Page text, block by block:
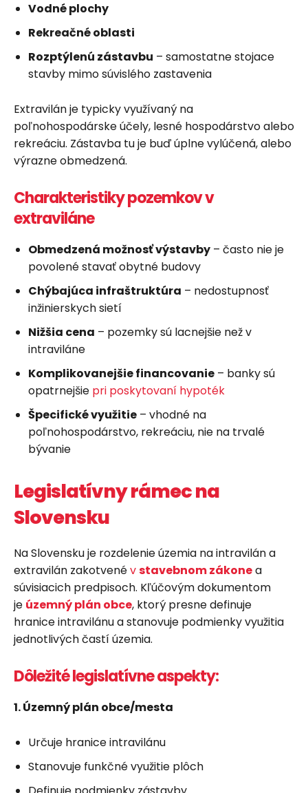
Vodné plochy
Rekreačné oblasti
Rozptýlenú zástavbu – samostatne stojace
stavby mimo súvislého zastavenia
Extravilán je typicky využívaný na
poľnohospodárske účely, lesné hospodárstvo alebo
rekreáciu. Zástavba tu je buď úplne vylúčená, alebo
výrazne obmedzená.
Charakteristiky pozemkov v
extraviláne
Obmedzená možnosť výstavby – často nie je
povolené stavať obytné budovy
Chýbajúca infraštruktúra – nedostupnosť
inžinierskych sietí
Nižšia cena – pozemky sú lacnejšie než v
intraviláne
Komplikovanejšie financovanie – banky sú
opatrnejšie pri poskytovaní hypoték
Špecifické využitie – vhodné na
poľnohospodárstvo, rekreáciu, nie na trvalé
bývanie
Legislatívny rámec na
Slovensku
Na Slovensku je rozdelenie územia na intravilán a
extravilán zakotvenévstavebnom zákonea
súvisiacich predpisoch. Kľúčovým dokumentom
je územný plán obce, ktorý presne definuje
hranice intravilánu a stanovuje podmienky využitia
jednotlivých častí územia.
Dôležité legislatívne aspekty:
1. Územný plán obce/mesta
Určuje hranice intravilánu
Stanovuje funkčné využitie plôch